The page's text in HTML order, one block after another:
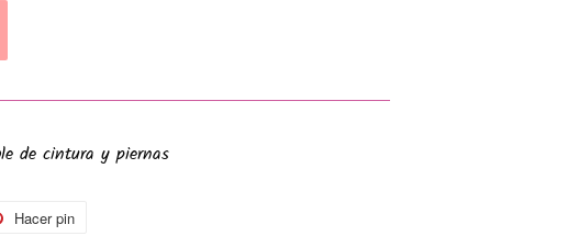
de cintura y piernas
Hacer pin